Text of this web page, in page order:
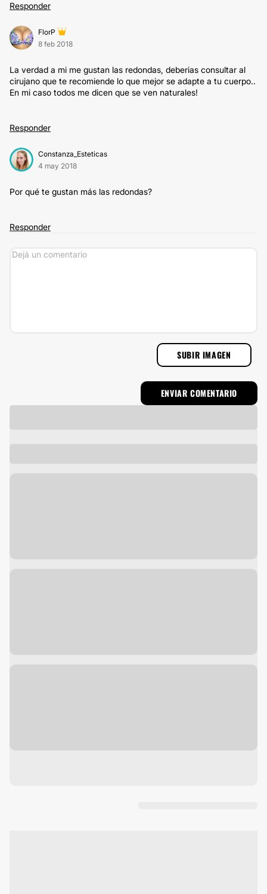
Responder
FlorP
8 feb 2018
La verdad a mi me gustan las redondas, deberias consultar al
cirujano que te recomiende lo que mejor se adapte a tu cuerpo..
En mi caso todos me dicen que se ven naturales!
Responder
Constanza_Esteticas
4 may 2018
Por qué te gustan más las redondas?
Responder
SUBIR IMAGEN